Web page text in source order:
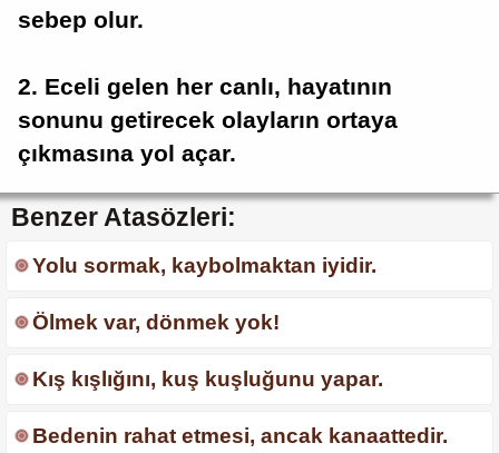
sebep olur.
2. Eceli gelen her canlı, hayatının
sonunu getirecek olayların ortaya
çıkmasına yol açar.
Benzer Atasözleri:
Yolu sormak, kaybolmaktan iyidir.
Ölmek var, dönmek yok!
Kış kışlığını, kuş kuşluğunu yapar.
Bedenin rahat etmesi, ancak kanaattedir.